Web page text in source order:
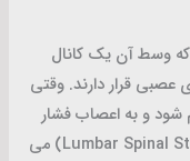
وسط آن یک کانال
عصبی قرار دارند. وقتی
شود و به اعصاب فشار
بیاید، به آن تنگی کانال نخاعی کمر (Lumbar Spinal Stenosis) می